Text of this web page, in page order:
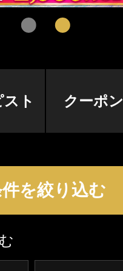
群馬
ンション(個室)
即セラ
川 埼玉
ト クーポ
を絞り込む